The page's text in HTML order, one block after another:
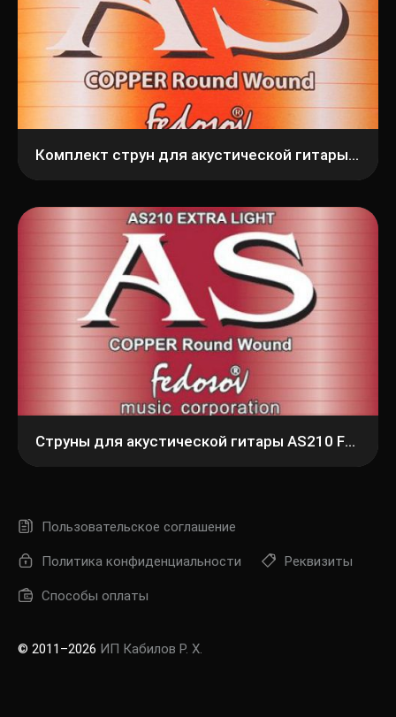
Комплект струн для акустической гитары Fedosov AS209
Струны для акустической гитары AS210 FEDOSOV
Пользовательское соглашение
Политика конфиденциальности Реквизиты
Способы оплаты
© 2011–2026 ИП Кабилов Р. Х.